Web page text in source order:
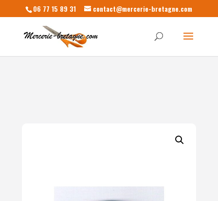
06 77 15 89 31 contact@mercerie-bretagne.com